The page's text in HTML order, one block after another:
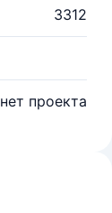
3312
нет проекта